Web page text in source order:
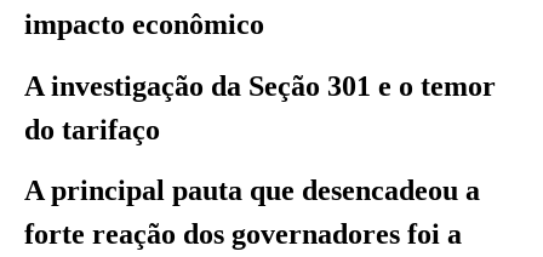
impacto econômico
A investigação da Seção 301 e o temor
do tarifaço
A principal pauta que desencadeou a
forte reação dos governadores foi a